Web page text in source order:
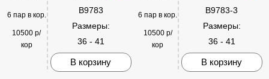
6 пар в кор.
10500 р/
кор
B9783
Размеры:
36 - 41
В корзину
6 пар в кор.
10500 р/
кор
B9783-3
Размеры:
36 - 41
В корзину